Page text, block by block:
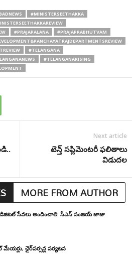
#MINISTERSEETHAKKA
#PRAJAPALANA
#PRAJAPRABHUTVAM
#TELANGANA
#TELANGANARISING
Next article
టెన్త్ సప్లిమెంటరీ ఫలితాలు
విడుదల
MORE FROM AUTHOR
డిజిటల్ సేవలు అందించాలి: సీఎస్ సంజయ్ జాజు
ఛైర్‌పర్సన్ల పర్యటన